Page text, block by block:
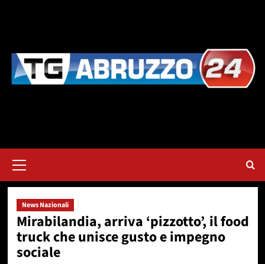
principale
News Nazionali
Mirabilandia, arriva ‘pizzotto’, il food
truck che unisce gusto e impegno
sociale